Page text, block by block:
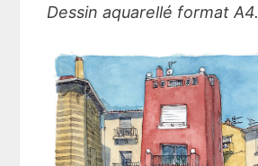
Dessin aquarellé format A4.